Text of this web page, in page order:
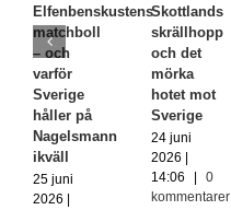
Elfenbenskustens
matchboll
– och
varför
Sverige
håller på
Nagelsmann
ikväll
25 juni
2026 |
Skottlands
skrällhopp
och det
mörka
hotet mot
Sverige
24 juni
2026 |
14:06
0
kommentarer